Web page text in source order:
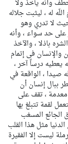
وأنه يأخذ ولا
له ، ليثبت جلاله
لا تدري وهو
على حد سواء ، وأنه
باذلا ، والآخذ
والإنسان فى إتمام
يعطيه درساً آخر ،
صيدا ، الواقعة في
ببال إنسان أن
معدمة ، تقف على
لقمة تتبلغ بها
الجائع المسغب
مثل هذا القلب
ليست إلا الفقيرة